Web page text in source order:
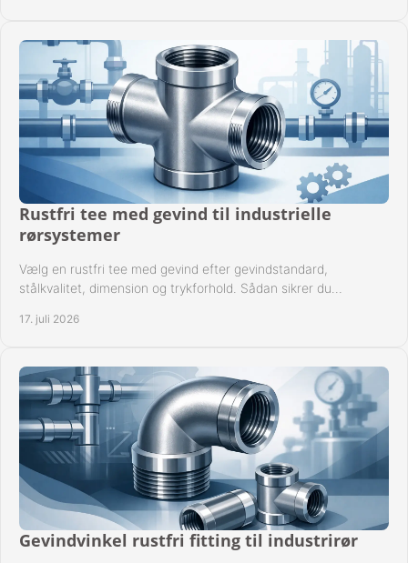
Rustfri tee med gevind til industrielle
rørsystemer
Vælg en rustfri tee med gevind efter gevindstandard,
stålkvalitet, dimension og trykforhold. Sådan sikrer du
17. juli 2026
Gevindvinkel rustfri fitting til industrirør